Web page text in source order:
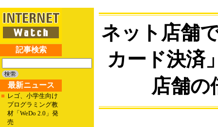
記事検索
最新ニュース
■ レゴ、小学生向け
プログラミング教
材「WeDo 2.0」発
売
ネット店舗
カード決済
店舗の